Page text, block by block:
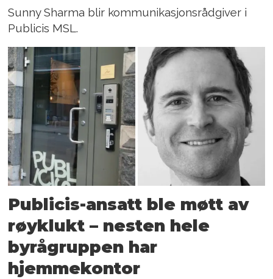
Sunny Sharma blir kommunikasjonsrådgiver i
Publicis MSL.
Publicis-ansatt ble møtt av
røyklukt – nesten hele
byrågruppen har
hjemmekontor